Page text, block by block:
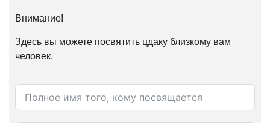
Внимание!
Здесь вы можете посвятить цдаку близкому вам
человек.